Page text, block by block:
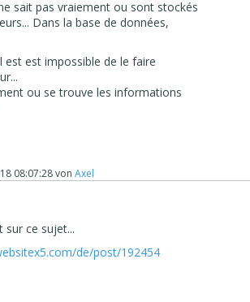
(par exemple un visiteur du
Google Analytics et / ou
communs envoyés à l'ID du
(cookie standard de Google
(si activé) ou à l'ID de
utilisez Google Analytics pour
seront bientôt disponibles sur
vos données. Google Analytics et
et politiques en
à protéger vos données. Par
de cookies
confidentialité, de partage de
de données à la fin du compte
sait pas vraiement ou sont stockés
Dans la base de données,
est est impossible de le faire
ou se trouve les informations
08:07:28von Axel
sur ce sujet...
de/post/192454